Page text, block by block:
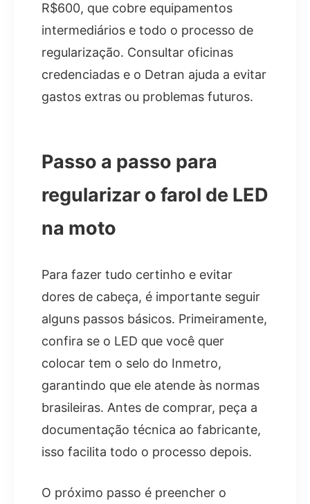
R$600, que cobre equipamentos
intermediários e todo o processo de
regularização. Consultar oficinas
credenciadas e o Detran ajuda a evitar
gastos extras ou problemas futuros.
Passo a passo para
regularizar o farol de LED
na moto
Para fazer tudo certinho e evitar
dores de cabeça, é importante seguir
alguns passos básicos. Primeiramente,
confira se o LED que você quer
colocar tem o selo do Inmetro,
garantindo que ele atende às normas
brasileiras. Antes de comprar, peça a
documentação técnica ao fabricante,
isso facilita todo o processo depois.
O próximo passo é preencher o